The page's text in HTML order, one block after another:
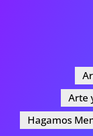
Arte
Hagamos